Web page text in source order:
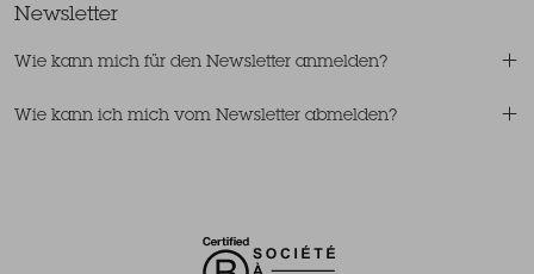
Newsletter
Wie kann mich für den Newsletter anmelden?
Wie kann ich mich vom Newsletter abmelden?